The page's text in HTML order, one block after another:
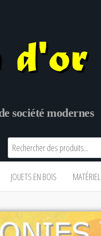
société modernes
JOUETS EN BOIS MATÉRIEL